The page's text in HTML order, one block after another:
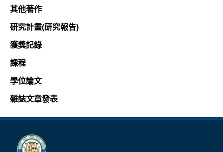
其他著作
研究計畫(研究報告)
獲獎記錄
課程
學位論文
雜誌文章發表